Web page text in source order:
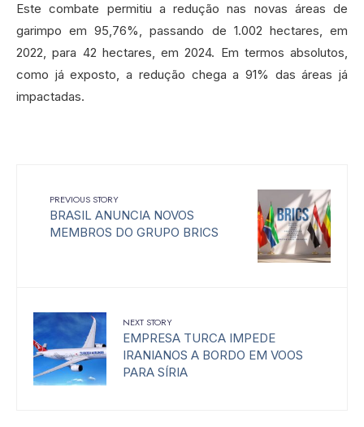
Este combate permitiu a redução nas novas áreas de
garimpo em 95,76%, passando de 1.002 hectares, em
2022, para 42 hectares, em 2024. Em termos absolutos,
como já exposto, a redução chega a 91% das áreas já
impactadas.
PREVIOUS STORY
BRASIL ANUNCIA NOVOS
MEMBROS DO GRUPO BRICS
NEXT STORY
EMPRESA TURCA IMPEDE
IRANIANOS A BORDO EM VOOS
PARA SÍRIA